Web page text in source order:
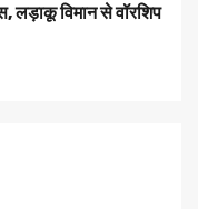
लड़ाकू विमान से वॉरशिप